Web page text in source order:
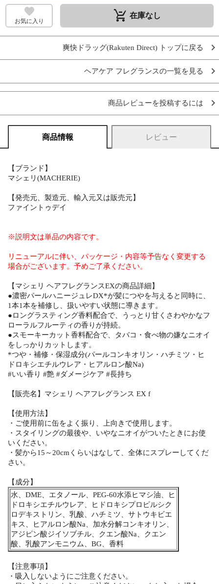
お気に入り remove_shopping_cart 在庫なし
爽快ドラッグ(Rakuten Direct) トップに戻る
ヘアケア フレグランスの一覧を見る
商品レビューを投稿するには
商品情報 レビュー
【ブランド】
マシェリ(MACHERIE)
【発売元、製造元、輸入元又は販売元】
ファイントゥデイ
※説明文は単品の内容です。
リニューアルに伴い、パッケージ・内容等予告なく変更する
場合がございます。予めご了承ください。
【マシェリ ヘアフレグランスEXの商品詳細】
●濃密パールハニージュレDX*が髪につやを与えると同時に、
1本1本を補修し、扱いやすい状態に導きます。
●ロングラスティング香料配合で、うっとり甘くさわやかなフ
ローラルフルーティの香りが持続。
●スモーキーカット香料配合で、タバコ・食べ物の嫌なニオイ
をしっかりカットします。
*つや・補修・保湿成分(パールコンキオリン・ハチミツ・ヒ
ドロキシエチルウレア・ヒアルロン酸Na)
#いい香り #艶 #ダメージケア #長持ち
【販売名】マシェリ ヘアフレグランス EX f
【使用方法】
・ご使用前に缶をよく振り、上向きで使用します。
・スタイリングの最後や、いやなニオイがついたときにお使
いください。
・髪から15～20cmくらいはなして、全体にスプレーしてくだ
さい。
【成分】
水、DME、エタノール、PEG-60水添ヒマシ油、ヒ
ドロキシエチルウレア、ヒドロキシプロピルシク
ロデキストリン、乳酸、ハチミツ、サトウキビエ
キス、ヒアルロン酸Na、加水分解コンキオリン、
アジピン酸ジイソブチル、クエン酸Na、クエン
酸、乳酸アンモニウム、BG、香料
【注意事項】
・吸入しないようにご注意ください。